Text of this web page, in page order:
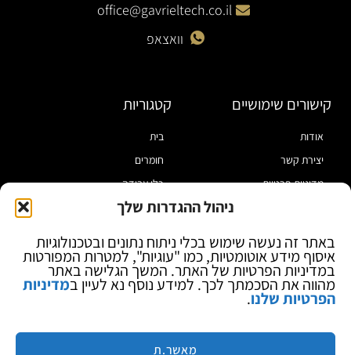
ניהול ההגדרות שלך
באתר זה נעשה שימוש בכלי ניתוח נתונים ובטכנולוגיות
איסוף מידע אוטומטיות, כמו "עוגיות", למטרות המפורטות
במדיניות הפרטיות של האתר. המשך הגלישה באתר
מהווה את הסכמתך לכך. למידע נוסף נא לעיין במדיניות
הפרטיות שלנו.
מאשר.ת
office@gavrieltech.co.il
וואצאפ
קישורים שימושיים
אודות
יצירת קשר
מדיניות פרטיות
בלוג
קטגוריות
בית
חומרים
כלי עבודה
מוצרי הלחמה
ספקי כח ומודדים
ציוד אופטי להגדלה
מותגים